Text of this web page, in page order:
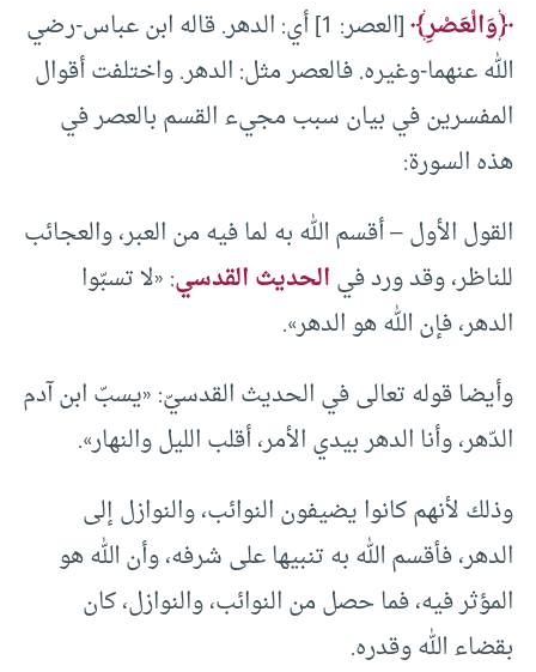
﴿وَالْعَصْرِ﴾
[العصر: 1] أي: الدهر. قاله ابن عباس-رضي
الله عنهما-وغيره. فالعصر مثل: الدهر. واختلفت أقوال
المفسرين في بيان سبب مجيء القسم بالعصر في
هذه السورة:
القول الأول – أقسم الله به لما فيه من العبر، والعجائب
للناظر، وقد ورد فيالحديث القدسي: «لا تسبّوا
الدهر، فإن الله هو الدهر».
وأيضا قوله تعالى في الحديث القدسيّ: «يسبّ ابن آدم
الدّهر، وأنا الدهر بيدي الأمر، أقلب الليل والنهار».
وذلك لأنهم كانوا يضيفون النوائب، والنوازل إلى
الدهر، فأقسم الله به تنبيها على شرفه، وأن الله هو
المؤثر فيه، فما حصل من النوائب، والنوازل، كان
بقضاء الله وقدره.